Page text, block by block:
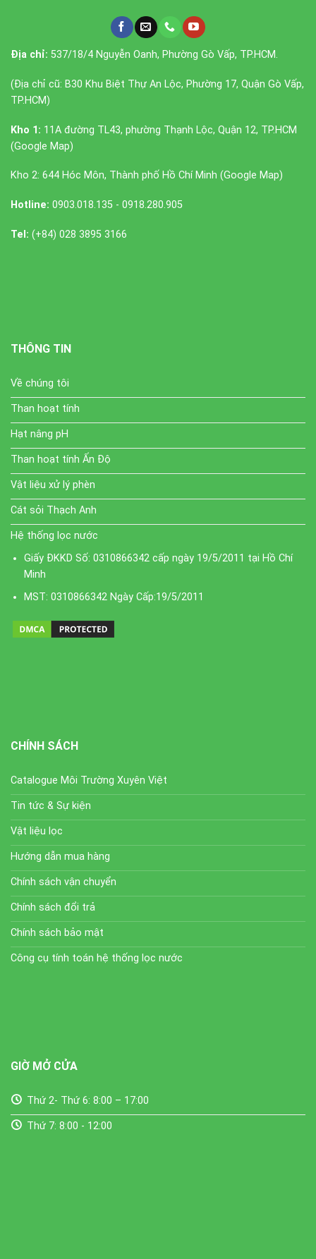
Địa chỉ: 537/18/4 Nguyễn Oanh, Phường Gò Vấp, TP.HCM.
(Địa chỉ cũ: B30 Khu Biệt Thự An Lộc, Phường 17, Quận Gò Vấp,
TP.HCM)
Kho 1: 11A đường TL43, phường Thạnh Lộc, Quận 12, TP.HCM
(Google Map)
Kho 2: 644 Hóc Môn, Thành phố Hồ Chí Minh (Google Map)
Hotline: 0903.018.135 - 0918.280.905
Tel: (+84) 028 3895 3166
THÔNG TIN
Về chúng tôi
Than hoạt tính
Hạt nâng pH
Than hoạt tính Ấn Độ
Vật liệu xử lý phèn
Cát sỏi Thạch Anh
Hệ thống lọc nước
Giấy ĐKKD Số: 0310866342 cấp ngày 19/5/2011 tại Hồ Chí
Minh
MST: 0310866342 Ngày Cấp:19/5/2011
CHÍNH SÁCH
Catalogue Môi Trường Xuyên Việt
Tin tức & Sự kiện
Vật liệu lọc
Hướng dẫn mua hàng
Chính sách vận chuyển
Chính sách đổi trả
Chính sách bảo mật
Công cụ tính toán hệ thống lọc nước
GIỜ MỞ CỬA
Thứ 2- Thứ 6: 8:00 – 17:00
Thứ 7: 8:00 - 12:00